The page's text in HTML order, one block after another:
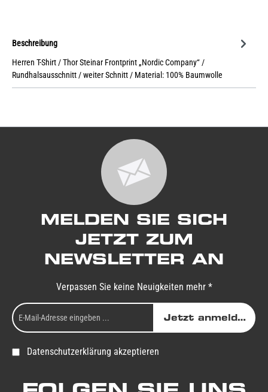
Beschreibung
Herren T-Shirt / Thor Steinar Frontprint „Nordic Company“ /
Rundhalsausschnitt / weiter Schnitt / Material: 100% Baumwolle
MELDEN SIE SICH
JETZT ZUM
NEWSLETTER AN
Verpassen Sie keine Neuigkeiten mehr *
Jetzt anmelden
Datenschutzerklärung akzeptieren